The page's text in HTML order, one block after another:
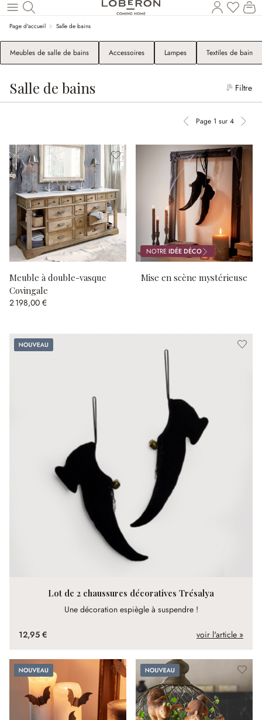
Revenir au contenu principal
Page d'accueil Salle de bains
Meubles de salle de bains Accessoires Lampes Textiles de bain
Salle de bains Filtre
Page 1 sur 4
Meuble à double-vasque
Covingale
2 198,00 €
Nouveau
Lot de 2 chaussures décoratives Trésalya
Une décoration espiègle à suspendre !
12,95 € voir l'article »
NOTREIDÉE DÉCO
Mise en scène mystérieuse
Nouveau Nouveau